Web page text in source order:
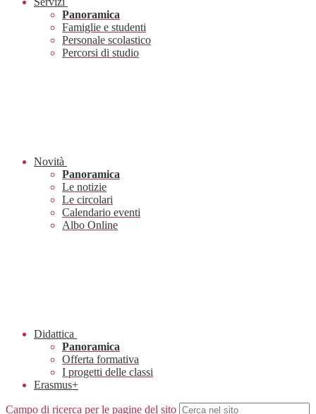
Panoramica
Famiglie e studenti
Personale scolastico
Percorsi di studio
Novità
Panoramica
Le notizie
Le circolari
Calendario eventi
Albo Online
Didattica
Panoramica
Offerta formativa
I progetti delle classi
Erasmus+
Campo di ricerca per le pagine del sito